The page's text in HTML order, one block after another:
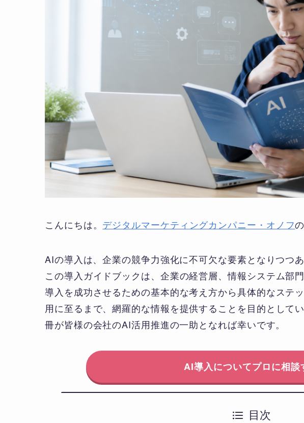
こんにちは。 デジタルマーケティングカンパニー・オノフ
AIの導入は、企業の競争力強化に不可欠な要素となりつつあ
この導入ガイドブックは、企業の経営層、情報システム部
導入を成功させるための基本的な考え方から具体的なステ
用に至るまで、網羅的な情報を提供することを目的として
冊が皆様の会社のAI活用推進の一助となれば幸いです。
AI導入についてプロに相談
目次